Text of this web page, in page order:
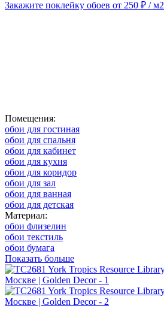
Закажите поклейку обоев от 250 ₽ / м2
Помещения:
обои для гостиная
обои для спальня
обои для кабинет
обои для кухня
обои для коридор
обои для зал
обои для ванная
обои для детская
Материал:
обои флизелин
обои текстиль
обои бумага
Показать больше